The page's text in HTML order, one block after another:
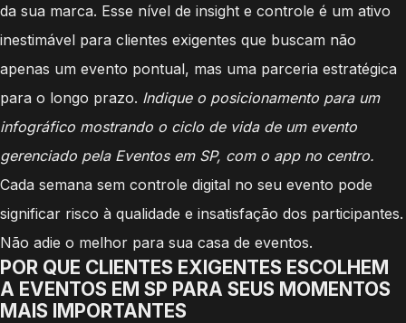
da sua marca. Esse nível de insight e controle é um ativo
inestimável para clientes exigentes que buscam não
apenas um evento pontual, mas uma parceria estratégica
para o longo prazo. Indique o posicionamento para um
infográfico mostrando o ciclo de vida de um evento
gerenciado pela Eventos em SP, com o app no centro.
Cada semana sem controle digital no seu evento pode
significar risco à qualidade e insatisfação dos participantes.
Não adie o melhor para sua casa de eventos.
POR QUE CLIENTES EXIGENTES ESCOLHEM
A EVENTOS EM SP PARA SEUS MOMENTOS
MAIS IMPORTANTES